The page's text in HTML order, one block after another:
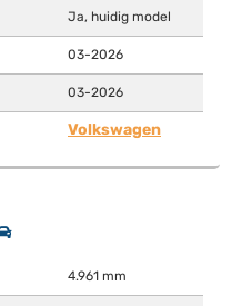
Ja, huidig model
03-2026
03-2026
Volkswagen
4.961 mm